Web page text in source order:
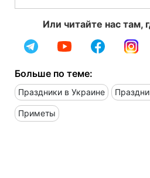
Или читайте нас там,
Больше по теме:
Праздники в Украине
Приметы